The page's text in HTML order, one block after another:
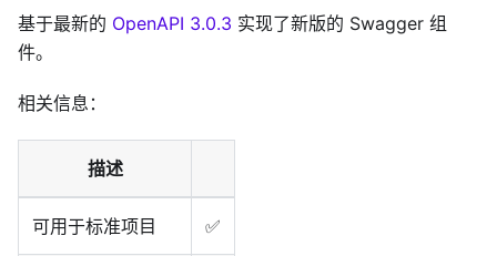
基于最新的 OpenAPI 3.0.3 实现了新版的 Swagger 组
件。
相关信息：
描述
可用于标准项目 ✅